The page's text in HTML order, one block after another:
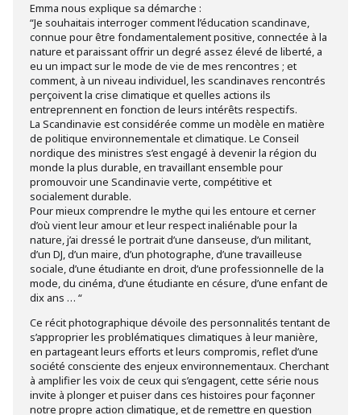
Emma nous explique sa démarche :
“Je souhaitais interroger comment l’éducation scandinave,
connue pour être fondamentalement positive, connectée à la
nature et paraissant offrir un degré assez élevé de liberté, a
eu un impact sur le mode de vie de mes rencontres ; et
comment, à un niveau individuel, les scandinaves rencontrés
perçoivent la crise climatique et quelles actions ils
entreprennent en fonction de leurs intérêts respectifs.
La Scandinavie est considérée comme un modèle en matière
de politique environnementale et climatique. Le Conseil
nordique des ministres s’est engagé à devenir la région du
monde la plus durable, en travaillant ensemble pour
promouvoir une Scandinavie verte, compétitive et
socialement durable.
Pour mieux comprendre le mythe qui les entoure et cerner
d’où vient leur amour et leur respect inaliénable pour la
nature, j’ai dressé le portrait d’une danseuse, d’un militant,
d’un DJ, d’un maire, d’un photographe, d’une travailleuse
sociale, d’une étudiante en droit, d’une professionnelle de la
mode, du cinéma, d’une étudiante en césure, d’une enfant de
dix ans … “
Ce récit photographique dévoile des personnalités tentant de
s’approprier les problématiques climatiques à leur manière,
en partageant leurs efforts et leurs compromis, reflet d’une
société consciente des enjeux environnementaux. Cherchant
à amplifier les voix de ceux qui s’engagent, cette série nous
invite à plonger et puiser dans ces histoires pour façonner
notre propre action climatique, et de remettre en question